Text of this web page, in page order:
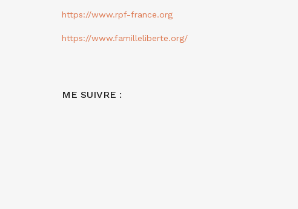
https://www.rpf-france.org
https://www.familleliberte.org/
ME SUIVRE :